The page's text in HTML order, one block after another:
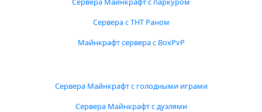
Сервера с ТНТ Раном
Майнкрафт сервера с BoxPvP
Сервера Майнкрафт с голодными играми
Сервера Майнкрафт с дуэлями